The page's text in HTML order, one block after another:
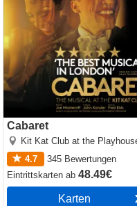
Cabaret
Kit Kat Club at the
4.7
345 Bewertungen
Eintrittskartenab48.49€
Karten